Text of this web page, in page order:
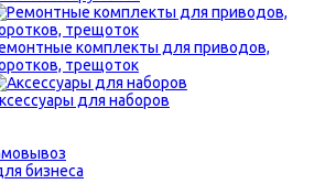
комплекты для приводов,
трещоток
для наборов
бизнеса